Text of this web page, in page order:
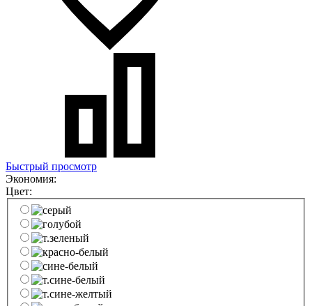
Быстрый просмотр
Экономия:
Цвет: